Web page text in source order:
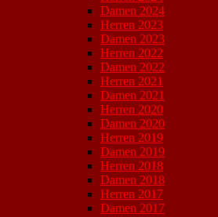
Damen 2024
Herren 2023
Damen 2023
Herren 2022
Damen 2022
Herren 2021
Damen 2021
Herren 2020
Damen 2020
Herren 2019
Damen 2019
Herren 2018
Damen 2018
Herren 2017
Damen 2017